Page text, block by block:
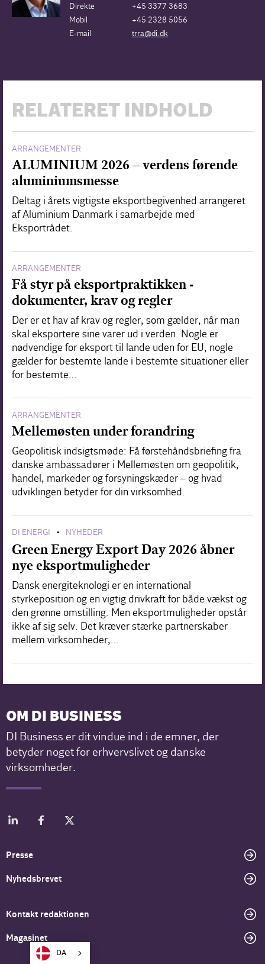
Direkte
+45 3377 3683
Mobil
+45 2328 5056
E-mail
trra@di.dk
RELATERET INDHOLD
ARRANGEMENTER
ALUMINIUM 2026 – verdens førende
aluminiumsmesse
Deltag i årets vigtigste eksportbegivenhed arrangeret
af Aluminium Danmark i samarbejde med
Eksportrådet.
ARRANGEMENTER
Få styr på eksportpraktikken -
dokumenter, krav og regler
Der er et hav af krav og regler, som gælder, når man
skal eksportere sine varer ud i verden. Nogle er
nødvendige for eksport til lande uden for EU, nogle
gælder for bestemte lande i bestemte situationer eller
for bestemte…
ARRANGEMENTER
Mellemøsten under forandring
Geopolitisk indsigtsmøde: Få førstehåndsbriefing fra
danske ambassadører i Mellemøsten om geopolitik,
handel, markeder og forsyningskæder – og hvad
udviklingen betyder for din virksomhed.
DI ENERGI • NYHEDER
Green Energy Export Day 2026 åbner
nye eksportmuligheder
Dansk energiteknologi er en international
styrkeposition og en vigtig drivkraft for både vækst og
den grønne omstilling. Men eksportmuligheder opstår
ikke af sig selv. Det kræver stærke partnerskaber
mellem virksomheder,…
OM DI BUSINESS
DI Business er dit vindue ind i de emner, der
betyder noget for erhvervslivet og danske
virksomheder.
Presse
Nyhedsbrevet
Kontakt redaktionen
Magasinet
DA